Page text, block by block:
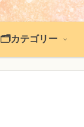
🗂️カテゴリー